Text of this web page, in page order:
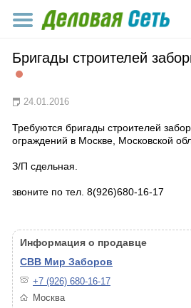
Бригады строителей
24.01.2016
Требуются бригады строителей
ограждений в Москве, Московской
З/П сдельная.
звоните по тел. 8(926)680-16-17
Информация о продавце
СВВ Мир Заборов
+7 (926) 680-16-17
Москва